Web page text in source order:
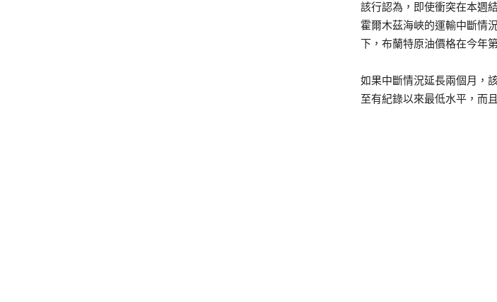
該行認為，即使衝突在本週
霍爾木茲海峽的運輸中斷情
下，布蘭特原油價格在今年
如果中斷情況延長兩個月，
至有紀錄以來最低水平，而